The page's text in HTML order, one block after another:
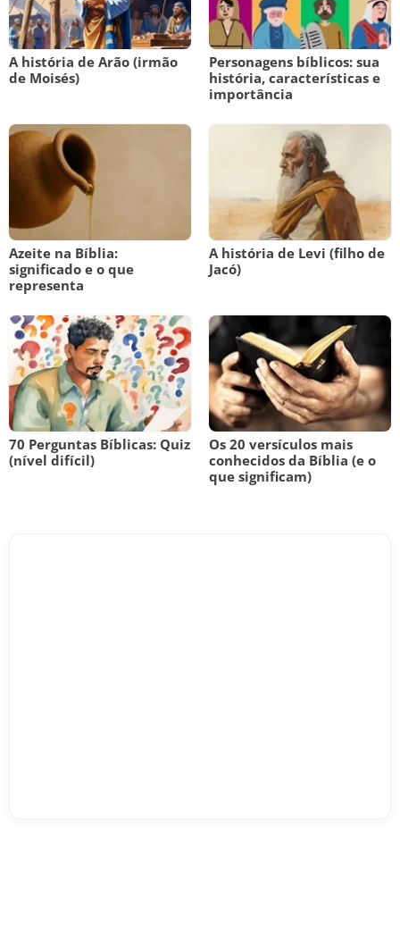
A história de Arão (irmão
de Moisés)
Personagens bíblicos: sua
história, características e
importância
Azeite na Bíblia:
significado e o que
representa
A história de Levi (filho de
Jacó)
70 Perguntas Bíblicas: Quiz
(nível difícil)
Os 20 versículos mais
conhecidos da Bíblia (e o
que significam)